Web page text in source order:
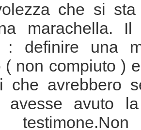
che si
marachella. Il
definire una
( non compiuto )
che avrebbero
avesse avuto